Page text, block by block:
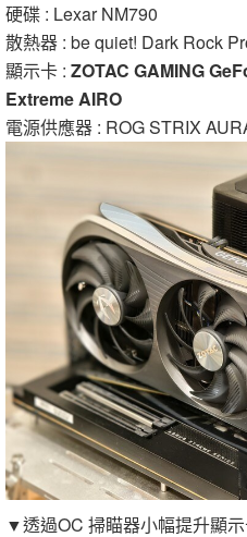
硬碟 : Lexar NM790
散熱器 : be quiet! Dark Rock
顯示卡 : ZOTAC GAMING
Extreme AIRO
電源供應器 : ROG STRIX
▼透過OC 掃瞄器小幅提升顯